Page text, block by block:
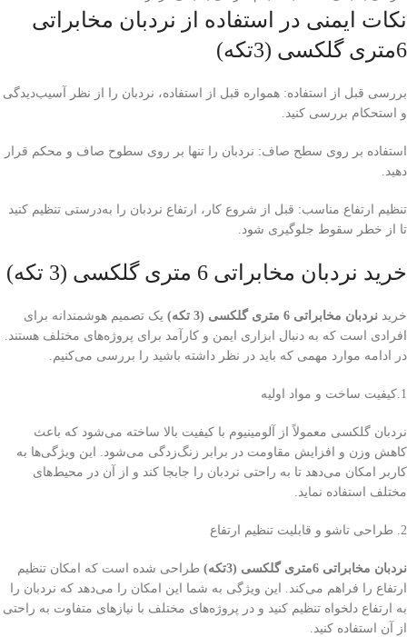
نکات ایمنی در استفاده از نردبان مخابراتی
6متری گلکسی (3تکه)
بررسی قبل از استفاده: همواره قبل از استفاده، نردبان را از نظر آسیب‌دیدگی
و استحکام بررسی کنید.
استفاده بر روی سطح صاف: نردبان را تنها بر روی سطوح صاف و محکم قرار
دهید.
تنظیم ارتفاع مناسب: قبل از شروع کار، ارتفاع نردبان را به‌درستی تنظیم کنید
تا از خطر سقوط جلوگیری شود.
خرید نردبان مخابراتی 6 متری گلکسی (3 تکه)
خرید نردبان مخابراتی 6 متری گلکسی (3 تکه)
یک تصمیم هوشمندانه برای
افرادی است که به دنبال ابزاری ایمن و کارآمد برای پروژه‌های مختلف هستند.
در ادامه موارد مهمی که باید در نظر داشته باشید را بررسی می‌کنیم.
1.کیفیت ساخت و مواد اولیه
نردبان گلکسی معمولاً از آلومینیوم با کیفیت بالا ساخته می‌شود که باعث
کاهش وزن و افزایش مقاومت در برابر زنگ‌زدگی می‌شود. این ویژگی‌ها به
کاربر امکان می‌دهد تا به راحتی نردبان را جابجا کند و از آن در محیط‌های
مختلف استفاده نماید.
2. طراحی تاشو و قابلیت تنظیم ارتفاع
نردبان مخابراتی 6متری گلکسی (3تکه)
طراحی شده است که امکان تنظیم
ارتفاع را فراهم می‌کند. این ویژگی به شما این امکان را می‌دهد که نردبان را
به ارتفاع دلخواه تنظیم کنید و در پروژه‌های مختلف با نیازهای متفاوت به راحتی
از آن استفاده کنید.